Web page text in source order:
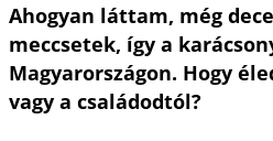
Ahogyan láttam, még
meccsetek, így a
Magyarországon. Hogy
vagy a családodtól?